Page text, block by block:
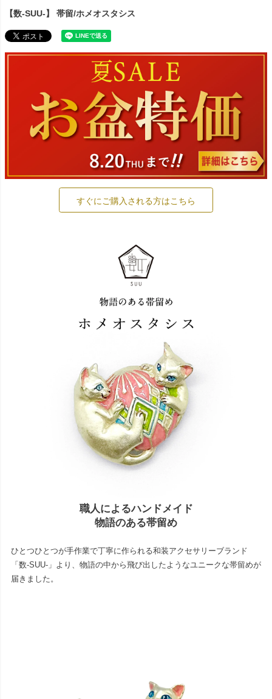
【数-SUU-】 帯留/ホメオスタシス
すぐにご購入される方はこちら
職人によるハンドメイド
物語のある帯留め
ひとつひとつが手作業で丁寧に作られる和装アクセサリーブランド
「数-SUU-」より、物語の中から飛び出したようなユニークな帯留めが
届きました。